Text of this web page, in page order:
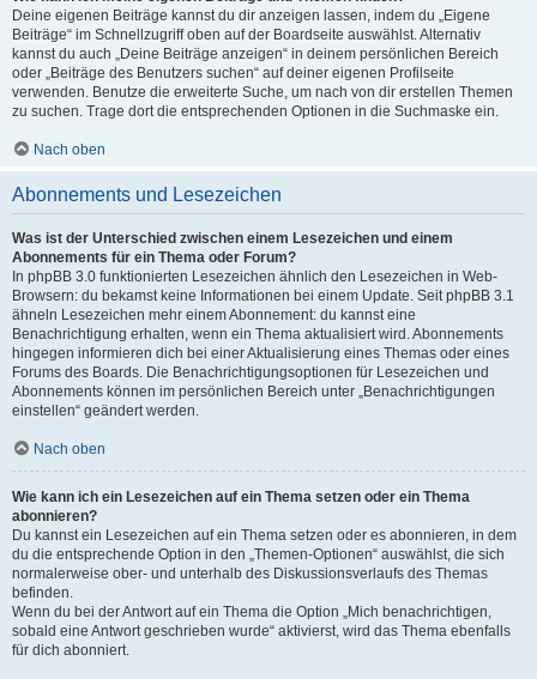
Deine eigenen Beiträge kannst du dir anzeigen lassen, indem du „Eigene
Beiträge“ im Schnellzugriff oben auf der Boardseite auswählst. Alternativ
kannst du auch „Deine Beiträge anzeigen“ in deinem persönlichen Bereich
oder „Beiträge des Benutzers suchen“ auf deiner eigenen Profilseite
verwenden. Benutze die erweiterte Suche, um nach von dir erstellen Themen
zu suchen. Trage dort die entsprechenden Optionen in die Suchmaske ein.
Nach oben
Abonnements und Lesezeichen
Was ist der Unterschied zwischen einem Lesezeichen und einem
Abonnements für ein Thema oder Forum?
In phpBB 3.0 funktionierten Lesezeichen ähnlich den Lesezeichen in Web-
Browsern: du bekamst keine Informationen bei einem Update. Seit phpBB 3.1
ähneln Lesezeichen mehr einem Abonnement: du kannst eine
Benachrichtigung erhalten, wenn ein Thema aktualisiert wird. Abonnements
hingegen informieren dich bei einer Aktualisierung eines Themas oder eines
Forums des Boards. Die Benachrichtigungsoptionen für Lesezeichen und
Abonnements können im persönlichen Bereich unter „Benachrichtigungen
einstellen“ geändert werden.
Nach oben
Wie kann ich ein Lesezeichen auf ein Thema setzen oder ein Thema
abonnieren?
Du kannst ein Lesezeichen auf ein Thema setzen oder es abonnieren, in dem
du die entsprechende Option in den „Themen-Optionen“ auswählst, die sich
normalerweise ober- und unterhalb des Diskussionsverlaufs des Themas
befinden.
Wenn du bei der Antwort auf ein Thema die Option „Mich benachrichtigen,
sobald eine Antwort geschrieben wurde“ aktivierst, wird das Thema ebenfalls
für dich abonniert.